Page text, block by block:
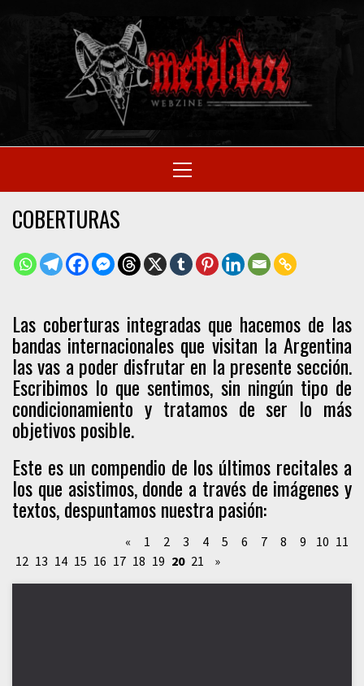
SITIO OFICIAL
Menu
COBERTURAS
Las coberturas integradas que hacemos de las
bandas internacionales que visitan la Argentina
las vas a poder disfrutar en la presente sección.
Escribimos lo que sentimos, sin ningún tipo de
condicionamiento y tratamos de ser lo más
objetivos posible.
Este es un compendio de los últimos recitales a
los que asistimos, donde a través de imágenes y
textos, despuntamos nuestra pasión:
« 1 2 3 4 5 6 7 8 9 10 11
12 13 14 15 16 17 18 19 20 21 »